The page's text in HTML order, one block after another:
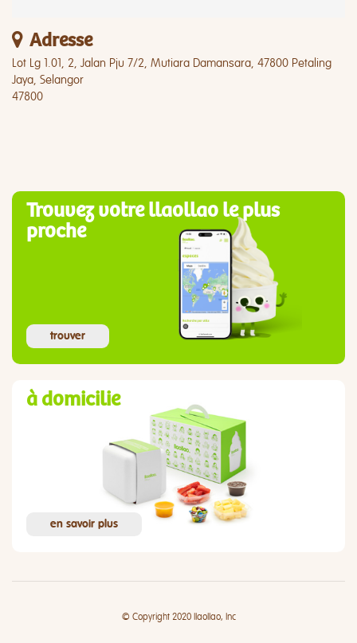
Adresse
Lot Lg 1.01, 2, Jalan Pju 7/2, Mutiara Damansara, 47800 Petaling
Jaya, Selangor
47800
Trouvez votre llaollao le plus
proche
trouver
à domicilie
en savoir plus
© Copyright 2020 llaollao, Inc